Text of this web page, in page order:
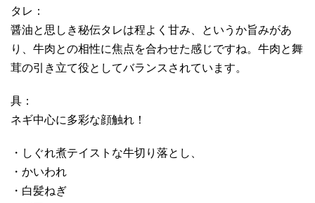
タレ：
醤油と思しき秘伝タレは程よく甘み、というか旨みがあ
り、牛肉との相性に焦点を合わせた感じですね。牛肉と舞
茸の引き立て役としてバランスされています。
具：
ネギ中心に多彩な顔触れ！
・しぐれ煮テイストな牛切り落とし、
・かいわれ
・白髪ねぎ